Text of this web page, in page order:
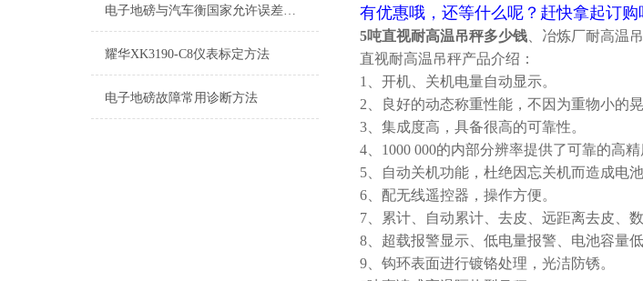
电子地磅与汽车衡国家允许误差是多少？
耀华XK3190-C8仪表标定方法
电子地磅故障常用诊断方法
有优惠哦，还等什么呢？赶快拿起订购
5吨直视耐高温吊秤多少钱 、冶炼厂耐高温
直视耐高温吊秤产品介绍：
1、开机、关机电量自动显示。
2、良好的动态称重性能，不因为重物小的
3、集成度高，具备很高的可靠性。
4、1000 000的内部分辨率提供了可靠的高精
5、自动关机功能，杜绝因忘关机而造成电池
6、配无线遥控器，操作方便。
7、累计、自动累计、去皮、远距离去皮、数
8、超载报警显示、低电量报警、电池容量低
9、钩环表面进行镀铬处理，光洁防锈。